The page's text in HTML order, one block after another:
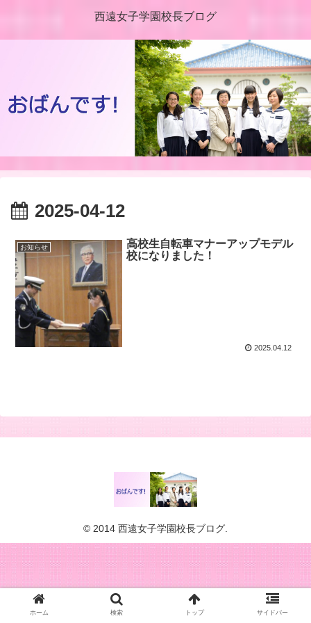
西遠女子学園校長ブログ
2025-04-12
お知らせ
高校生自転車マナーアップモデル
校になりました！
2025.04.12
© 2014 西遠女子学園校長ブログ.
ホーム 検索 トップ サイドバー